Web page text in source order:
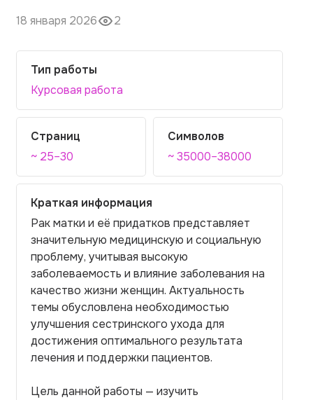
Вопросы и ответы
18 января 2026 2
Тип работы
Курсовая работа
Страниц
~ 25–30
Символов
~ 35000–38000
Краткая информация
Рак матки и её придатков представляет
значительную медицинскую и социальную
проблему, учитывая высокую
заболеваемость и влияние заболевания на
качество жизни женщин. Актуальность
темы обусловлена необходимостью
улучшения сестринского ухода для
достижения оптимального результата
лечения и поддержки пациентов.
Цель данной работы — изучить